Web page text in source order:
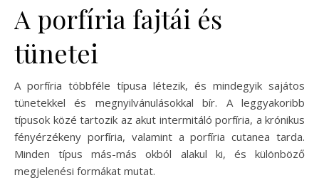
A porfíria fajtái és
tünetei
A porfíria többféle típusa létezik, és mindegyik sajátos
tünetekkel és megnyilvánulásokkal bír. A leggyakoribb
típusok közé tartozik az akut intermitáló porfíria, a krónikus
fényérzékeny porfíria, valamint a porfíria cutanea tarda.
Minden típus más-más okból alakul ki, és különböző
megjelenési formákat mutat.